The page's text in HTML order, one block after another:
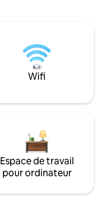
Wifi
Espace de travail
pour ordinateur